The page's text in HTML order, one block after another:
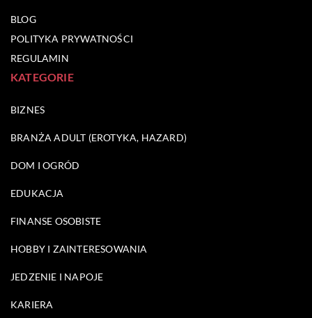
BLOG
POLITYKA PRYWATNOŚCI
REGULAMIN
KATEGORIE
BIZNES
BRANŻA ADULT (EROTYKA, HAZARD)
DOM I OGRÓD
EDUKACJA
FINANSE OSOBISTE
HOBBY I ZAINTERESOWANIA
JEDZENIE I NAPOJE
KARIERA